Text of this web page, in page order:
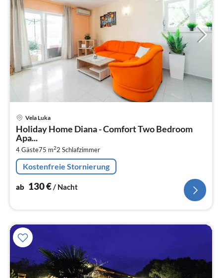
Vela Luka
Holiday Home Diana - Comfort Two Bedroom
Apa...
4 Gäste75 m22 Schlafzimmer
Kostenfreie Stornierung
ab 130€/ Nacht